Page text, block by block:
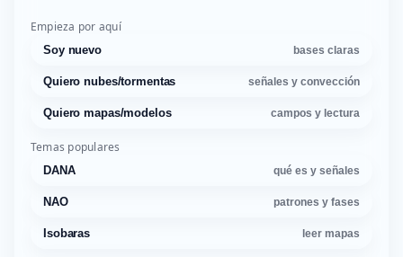
Empieza por aquí
Soy nuevo bases claras
Quiero nubes/tormentas señales y convección
Quiero mapas/modelos campos y lectura
Temas populares
DANA qué es y señales
NAO patrones y fases
Isobaras leer mapas